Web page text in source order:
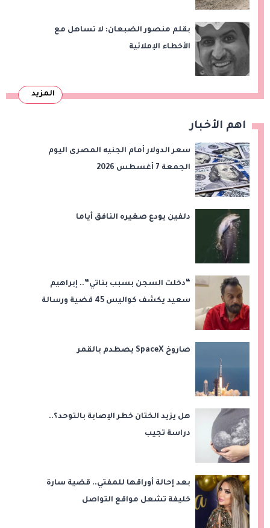
بقلم منصور الضبعان: لا تساهل مع
الأخطاء الإملائية
المزيد
اهم الأخبار
سعر الدولار أمام الجنيه المصرى اليوم
الجمعة 7 أغسطس 2026
دلفين يودع صغيره النافق أياما
“دخلت السجن بسبب بناتي”.. إبراهيم
سعيد يكشف كواليس 45 قضية ورسالة
صاروخ SpaceX يصطدم بالقمر
هل يزيد الختان خطر الإصابة بالتوحد؟..
دراسة تجيب
بعد إحالة أوراقها للمفتي.. قضية سارة
خليفة تشعل مواقع التواصل